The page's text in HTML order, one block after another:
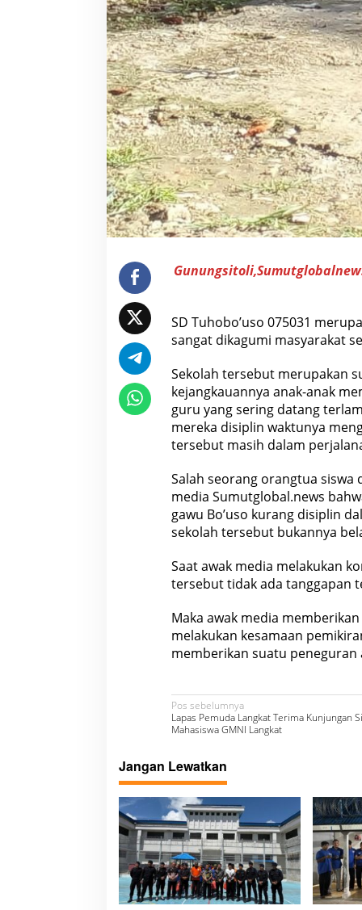
SD Tuhobo’uso 075031
sangat dikagumi masyarakat
Sekolah tersebut merupakan
kejangkauannya anak-anak
guru yang sering datang
mereka disiplin waktunya
tersebut masih dalam
Salah seorang orangtua
media Sumutglobal.news
gawu Bo’uso kurang disiplin
sekolah tersebut bukannya
Saat awak media melakukan
tersebut tidak ada tanggapan
Maka awak media
melakukan kesamaan
memberikan suatu peneguran
N
a
v
i
g
a
s
i
p
Pos sebelumnya
Lapas Pemuda Langkat Terima Kunjungan
Mahasiswa GMNI Langkat
Jangan Lewatkan